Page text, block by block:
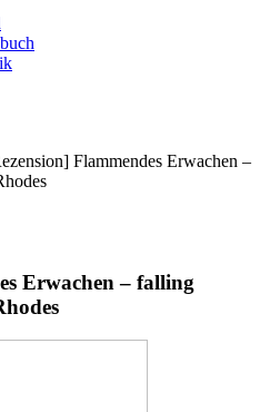
Flammendes Erwachen –
Erwachen – falling